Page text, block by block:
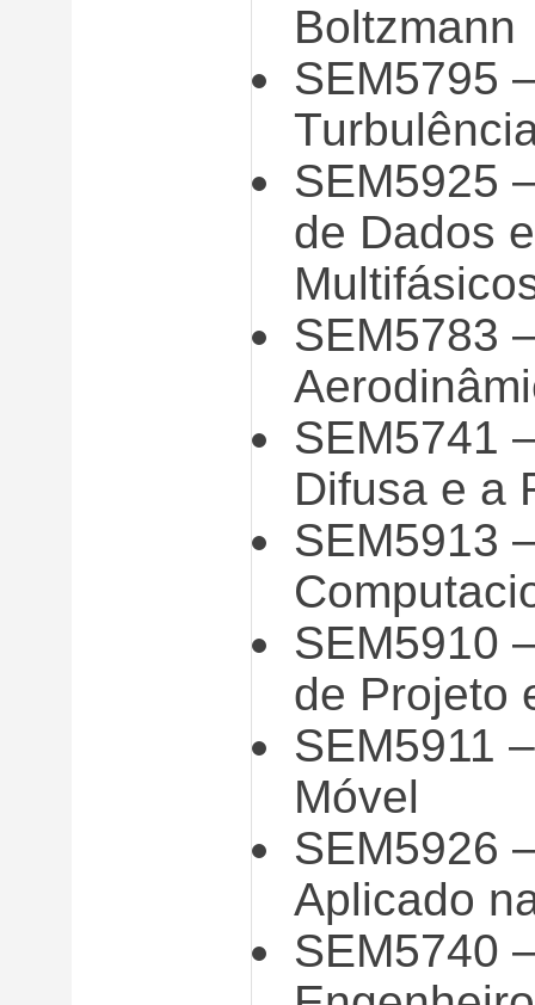
Boltzmann
SEM5795
SEM5925
de Dados
SEM5783
SEM5741
Difusa e a
SEM5913
SEM5910
de Projeto
SEM5911
Móvel
SEM5926
Aplicado
SEM5740